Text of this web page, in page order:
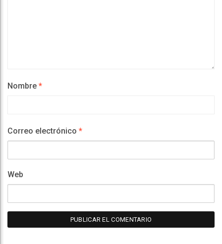
Nombre *
Correo electrónico *
Web